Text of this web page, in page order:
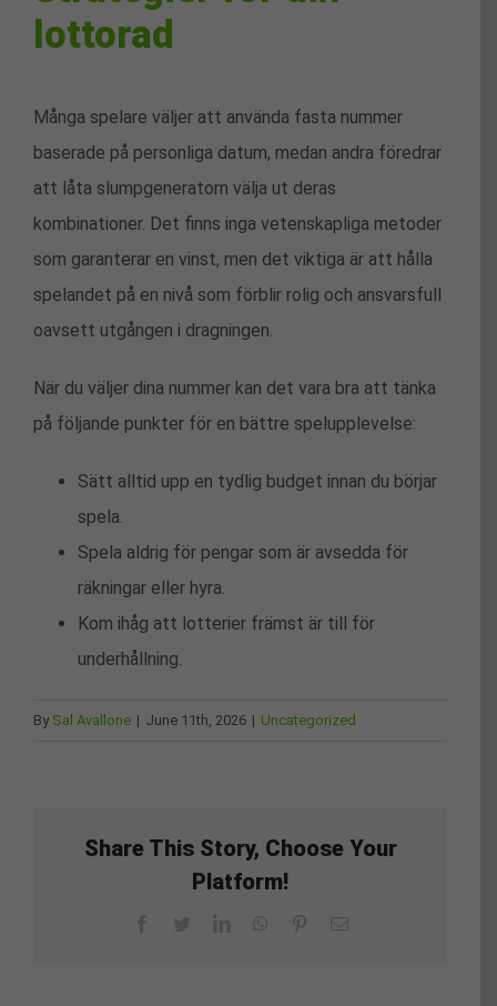
lottorad
Många spelare väljer att använda fasta nummer
baserade på personliga datum, medan andra föredrar
att låta slumpgeneratorn välja ut deras
kombinationer. Det finns inga vetenskapliga metoder
som garanterar en vinst, men det viktiga är att hålla
spelandet på en nivå som förblir rolig och ansvarsfull
oavsett utgången i dragningen.
När du väljer dina nummer kan det vara bra att tänka
på följande punkter för en bättre spelupplevelse:
Sätt alltid upp en tydlig budget innan du börjar
spela.
Spela aldrig för pengar som är avsedda för
räkningar eller hyra.
Kom ihåg att lotterier främst är till för
underhållning.
By Sal Avallone | June 11th, 2026 | Uncategorized
Share This Story, Choose Your
Platform!